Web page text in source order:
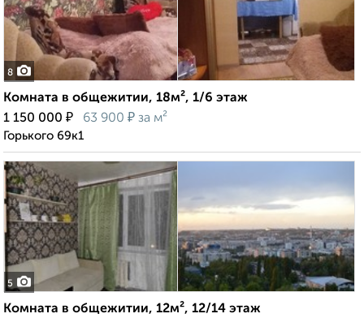
8
Комната в общежитии, 18м², 1/6 этаж
1 150 000 ₽ 63 900 ₽ за м²
Горького 69к1
5
Комната в общежитии, 12м², 12/14 этаж